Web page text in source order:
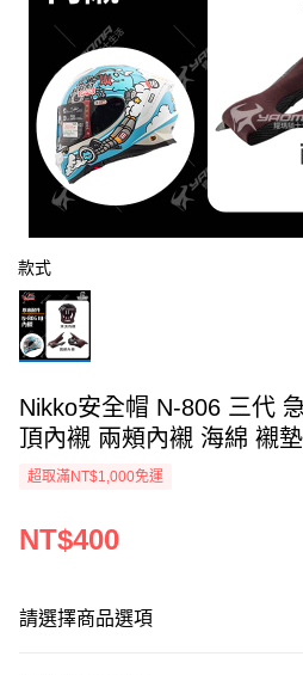
款式
Nikko安全帽 N-806 三代
頂內襯 兩頰內襯 海綿 襯
超取滿NT$1,000免運
NT$400
請選擇商品選項